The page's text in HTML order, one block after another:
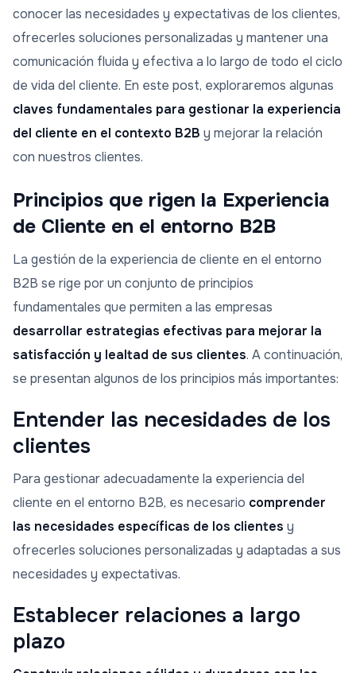
conocer las necesidades y expectativas de los clientes,
ofrecerles soluciones personalizadas y mantener una
comunicación fluida y efectiva a lo largo de todo el ciclo
de vida del cliente. En este post, exploraremos algunas
claves fundamentales para gestionar la experiencia
del cliente en el contexto B2B y mejorar la relación
con nuestros clientes.
Principios que rigen la Experiencia
de Cliente en el entorno B2B
La gestión de la experiencia de cliente en el entorno
B2B se rige por un conjunto de principios
fundamentales que permiten a las empresas
desarrollar estrategias efectivas para mejorar la
satisfacción y lealtad de sus clientes. A continuación,
se presentan algunos de los principios más importantes:
Entender las necesidades de los
clientes
Para gestionar adecuadamente la experiencia del
cliente en el entorno B2B, es necesario comprender
las necesidades específicas de los clientes y
ofrecerles soluciones personalizadas y adaptadas a sus
necesidades y expectativas.
Establecer relaciones a largo
plazo